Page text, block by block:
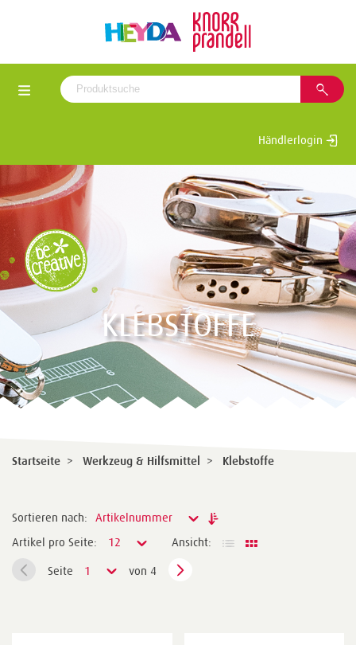
Händlerlogin
KLEBSTOFFE
Startseite > Werkzeug & Hilfsmittel > Klebstoffe
Sortieren nach:
Artikelnummer
Artikel pro Seite:
12 Ansicht:
Seite 1 von 4